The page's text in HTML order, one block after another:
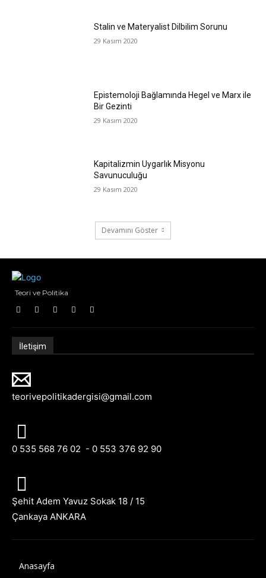
Stalin ve Materyalist Dilbilim Sorunu
29 Kasım 2020
Epistemoloji Bağlamında Hegel ve Marx ile
Bir Gezinti
29 Kasım 2020
Kapitalizmin Uygarlık Misyonu
Savunuculuğu
29 Kasım 2020
Devamını Göster
Teori ve Politika
İletişim
teorivepolitikadergisi@gmail.com
0 535 568 76 02 - 0 553 376 92 90
Şehit Adem Yavuz Sokak 18 / 15
Çankaya ANKARA
Anasayfa